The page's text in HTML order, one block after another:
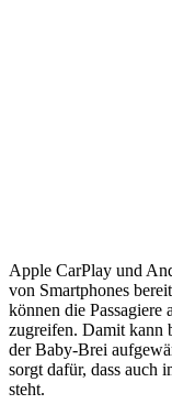
Apple CarPlay und
von Smartphones
können die Passagiere
zugreifen. Damit kann
der Baby-Brei
sorgt dafür, dass auch
steht.